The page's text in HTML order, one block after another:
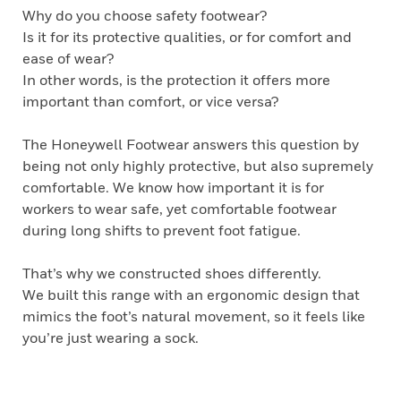
Why do you choose safety footwear?
Is it for its protective qualities, or for comfort and
ease of wear?
In other words, is the protection it offers more
important than comfort, or vice versa?
The Honeywell Footwear answers this question by
being not only highly protective, but also supremely
comfortable. We know how important it is for
workers to wear safe, yet comfortable footwear
during long shifts to prevent foot fatigue.
That’s why we constructed shoes differently.
We built this range with an ergonomic design that
mimics the foot’s natural movement, so it feels like
you’re just wearing a sock.